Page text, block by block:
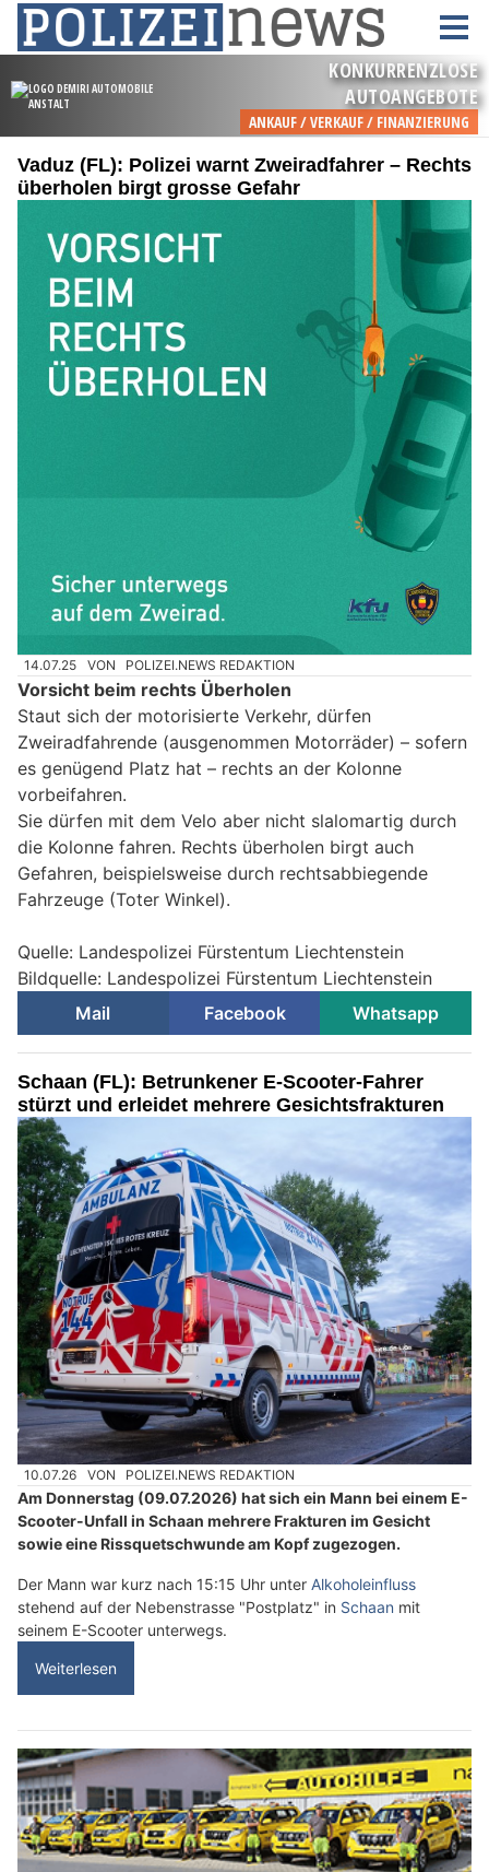
Vaduz (FL): Polizei warnt Zweiradfahrer – Rechts
überholen birgt grosse Gefahr
14.07.25 VON POLIZEI.NEWS REDAKTION
Vorsicht beim rechts Überholen
Staut sich der motorisierte Verkehr, dürfen
Zweiradfahrende (ausgenommen Motorräder) – sofern
es genügend Platz hat – rechts an der Kolonne
vorbeifahren.
Sie dürfen mit dem Velo aber nicht slalomartig durch
die Kolonne fahren. Rechts überholen birgt auch
Gefahren, beispielsweise durch rechtsabbiegende
Fahrzeuge (Toter Winkel).
Quelle: Landespolizei Fürstentum Liechtenstein
Bildquelle: Landespolizei Fürstentum Liechtenstein
Mail
Facebook Whatsapp
Schaan (FL): Betrunkener E-Scooter-Fahrer
stürzt und erleidet mehrere Gesichtsfrakturen
10.07.26 VON POLIZEI.NEWS REDAKTION
Am Donnerstag (09.07.2026) hat sich ein Mann bei einem E-
Scooter-Unfall in Schaan mehrere Frakturen im Gesicht
sowie eine Rissquetschwunde am Kopf zugezogen.
Der Mann war kurz nach 15:15 Uhr unter Alkoholeinfluss
stehend auf der Nebenstrasse "Postplatz" in Schaan mit
seinem E-Scooter unterwegs.
Weiterlesen